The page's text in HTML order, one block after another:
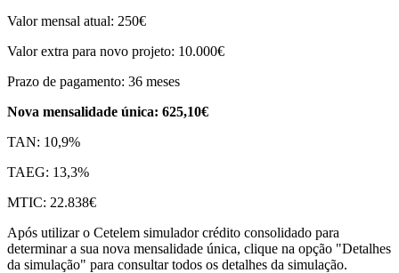
Valor mensal atual: 250€
Valor extra para novo projeto: 10.000€
Prazo de pagamento: 36 meses
Nova mensalidade única: 625,10€
TAN: 10,9%
TAEG: 13,3%
MTIC: 22.838€
Após utilizar o Cetelem simulador crédito consolidado para
determinar a sua nova mensalidade única, clique na opção "Detalhes
da simulação" para consultar todos os detalhes da simulação.